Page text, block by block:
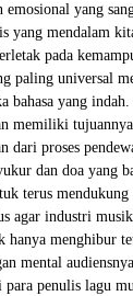
emosional yang
yang mendalam
pada
paling universal
bahasa yang
memiliki
dari proses
dan doa yang
terus mendukung
agar industri
hanya menghibur
mental
penulis lagu